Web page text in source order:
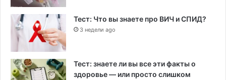
Тест: Что вы знаете про ВИЧ и СПИД?
3 недели ago
Тест: знаете ли вы все эти факты о
здоровье — или просто слишком